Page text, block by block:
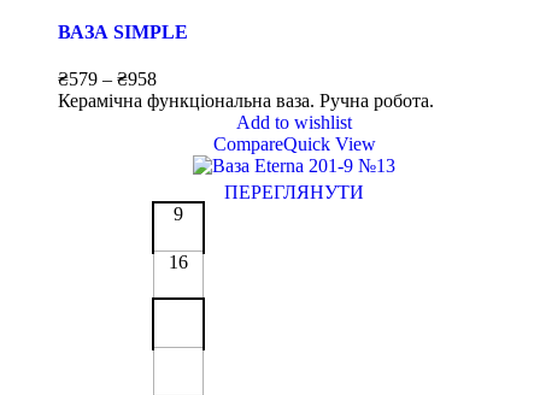
ВАЗА SIMPLE
₴579 – ₴958
Керамічна функціональна ваза. Ручна робота.
Add to wishlist
CompareQuick View
ПЕРЕГЛЯНУТИ
9
16